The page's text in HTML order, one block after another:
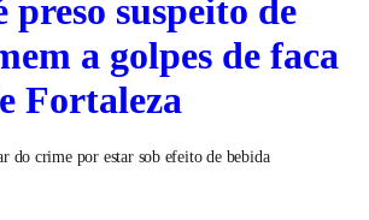
preso suspeito de
a golpes de faca